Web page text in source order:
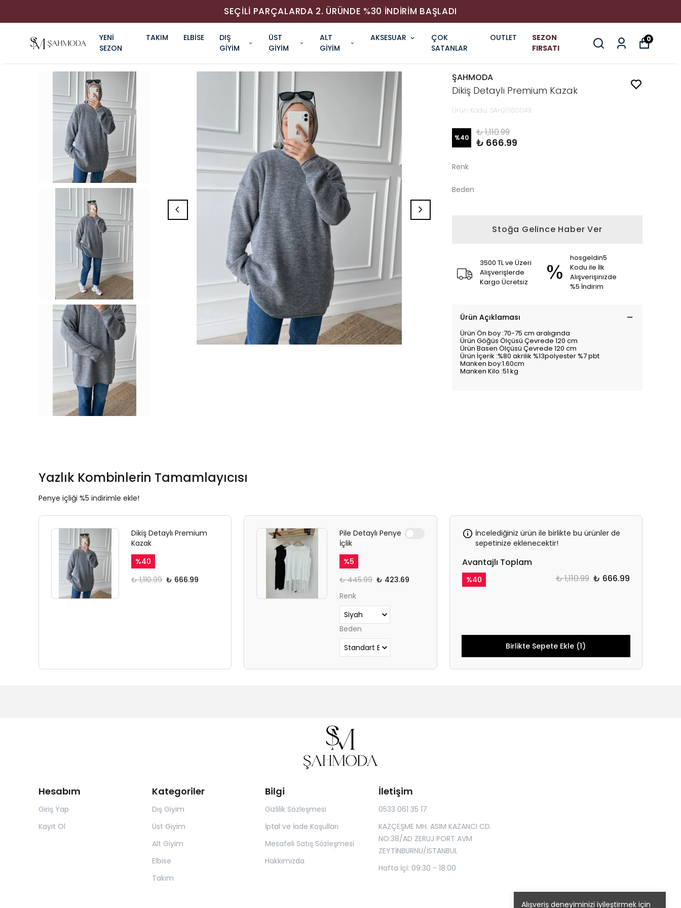
SEÇİLİ PARÇALARDA 2. ÜRÜNDE %30 İNDİRİM BAŞLADI
YENİ
SEZON
TAKIM ELBİSE
DIŞ
GİYİM
ÜST
GİYİM
ALT
GİYİM
AKSESUAR
ÇOK
SATANLAR
OUTLET
SEZON
FIRSATI
0
Alışveriş deneyiminizi iyileştirmek için
ŞAHMODA
Dikiş Detaylı Premium Kazak
Ürün Kodu: SAH2060043
%40 ₺ 1,110.99
₺ 666.99
Renk
Beden
Stoğa Gelince Haber Ver
3500 TL ve Üzeri
Alışverişlerde
Kargo Ücretsiz
hosgeldin5
Kodu ile İlk
Alışverişinizde
%5 İndirim
Ürün Açıklaması
Ürün Ön boy :70-75 cm aralıgında
Ürün Göğüs Ölçüsü Çevrede 120 cm
Ürün Basen Ölçüsü Çevrede 120 cm
Ürün İçerik :%80 akrilik %13polyester %7 pbt
Manken boy:1.60cm
Manken Kilo :51 kg
Yazlık Kombinlerin Tamamlayıcısı
Penye içliği %5 indirimle ekle!
Dikiş Detaylı Premium
Kazak
%40
₺ 1,110.99 ₺ 666.99
Pile Detaylı Penye
İçlik
%5
₺ 445.99 ₺ 423.69
Renk
Beden
İncelediğiniz ürün ile birlikte bu ürünler de
sepetinize eklenecektir!
Avantajlı Toplam
%40 ₺ 1,110.99 ₺ 666.99
Birlikte Sepete Ekle (1)
Hesabım
Giriş Yap
Kayıt Ol
Kategoriler
Dış Giyim
Üst Giyim
Alt Giyim
Elbise
Takım
Bilgi
Gizlilik Sözleşmesi
İptal ve İade Koşulları
Mesafeli Satış Sözleşmesi
Hakkımızda
İletişim
0533 061 35 17
KAZÇEŞME MH. ASIM KAZANCI CD.
NO:38/AD ZERUJ PORT AVM
ZEYTİNBURNU/İSTANBUL
Hafta İçi: 09:30 - 18:00